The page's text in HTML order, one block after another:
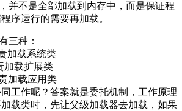
并不是全部加载到内存中，而是保证程
序运行的需要再加载。
三种：
加载系统类
加载扩展类
加载应用类
工作呢？答案就是委托机制，工作原理
载类时，先让父级加载器去加载，如果